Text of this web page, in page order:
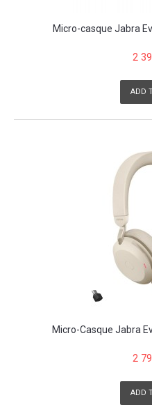
Micro-casque Jabra
2
ADD
Micro-Casque Jabra
2
ADD